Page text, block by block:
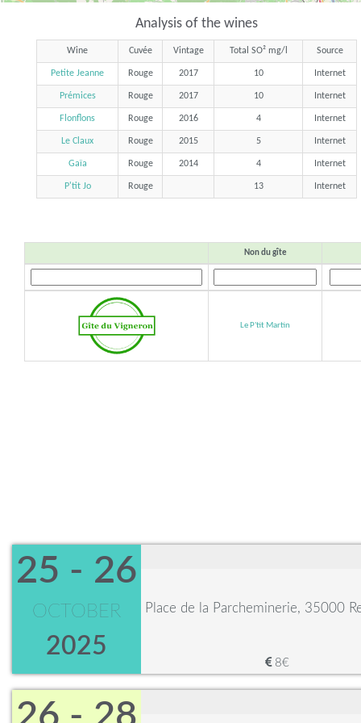
Analysis of the wines
Wine Cuvée Vintage Total SO² mg/l Source
Petite Jeanne Rouge 2017 10 Internet
Prémices Rouge 2017 10 Internet
Flonflons Rouge 2016 4 Internet
Le Claux Rouge 2015 5 Internet
Gaïa Rouge 2014 4 Internet
P'tit Jo Rouge 13 Internet
Non du gîte
Le P'tit Martin
25 - 26
OCTOBER
2025
Place de la Parcheminerie, 35000
8€